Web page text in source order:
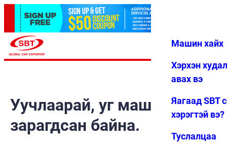
Дуртай Цэс
Машин хайх
Хэрхэн
авах вэ
Яагаад SBT
хэрэгтэй вэ?
Туслалцаа
Уучлаарай, уг машин
зарагдсан байна.